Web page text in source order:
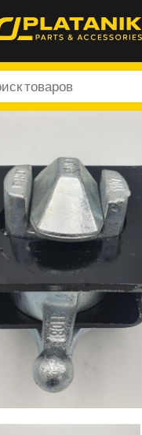
и уход
и зеркала
транспорт
знаки и
соединения